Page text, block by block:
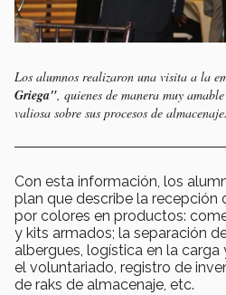
Los alumnos realizaron una visita a la
Griega", quienes de manera muy
valiosa sobre sus procesos de almacenaje.
Con esta información, los
plan que describe la recepción
por colores en productos:
y kits armados; la separación
albergues, logística en la carga
el voluntariado, registro de
de raks de almacenaje, etc.